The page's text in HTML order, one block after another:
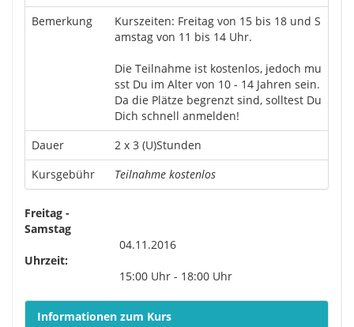
Bemerkung
Kurszeiten: Freitag von 15 bis 18 und S
amstag von 11 bis 14 Uhr.
Die Teilnahme ist kostenlos, jedoch mu
sst Du im Alter von 10 - 14 Jahren sein.
Da die Plätze begrenzt sind, solltest Du
Dich schnell anmelden!
Dauer
2 x 3 (U)Stunden
Kursgebühr
Teilnahme kostenlos
Freitag -
Samstag
04.11.2016
Uhrzeit:
15:00 Uhr - 18:00 Uhr
Informationen zum Kurs